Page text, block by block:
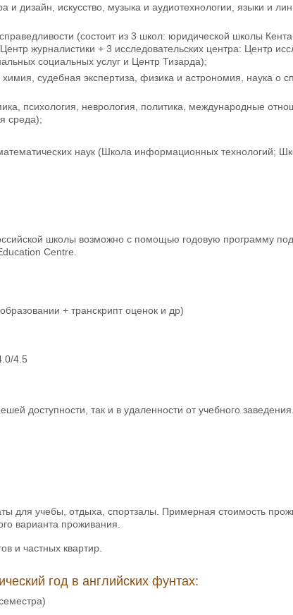
и дизайн, искусство, музыка и аудиотехнологии, языки и
(состоит из 3 школ: юридической школы
журналистики + 3 исследовательских центра: Центр
социальных услуг и Центр Тизарда);
химия, судебная экспертиза, физика и астрономия, наука о
психология, неврология, политика, международные
среда);
наук (Школа информационных технологий;
школы возможно с помощью годовую программу
Centre.
+ транскрипт оценок и др)
4.5
доступности, так и в удаленности от учебного
для учебы, отдыха, спортзалы. Примерная стоимость
варианта проживания.
и частных квартир.
год в английских фунтах: